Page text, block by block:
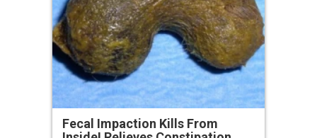
Fecal Impaction Kills From